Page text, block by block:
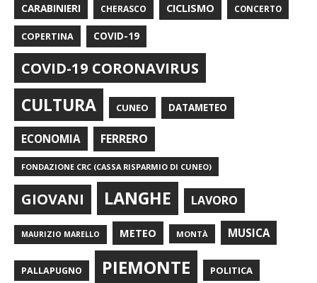
CARABINIERI CHERASCO CICLISMO CONCERTO
COPERTINA COVID-19
COVID-19 CORONAVIRUS
CULTURA CUNEO DATAMETEO
ECONOMIA FERRERO
FONDAZIONE CRC (CASSA RISPARMIO DI CUNEO)
GIOVANI LANGHE LAVORO
MAURIZIO MARELLO METEO MONTÀ MUSICA
PALLAPUGNO PIEMONTE POLITICA